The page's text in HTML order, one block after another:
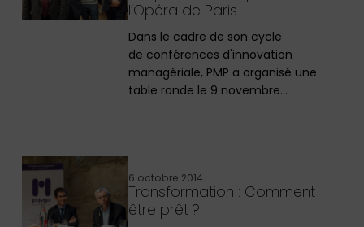
l’Opéra de Paris
Dans le cadre de son cycle
de conférences d'innovation
managériale, PMP a organisé une
table ronde le 9 novembre…
6 octobre 2014
Transformation : Comment
être prêt ?